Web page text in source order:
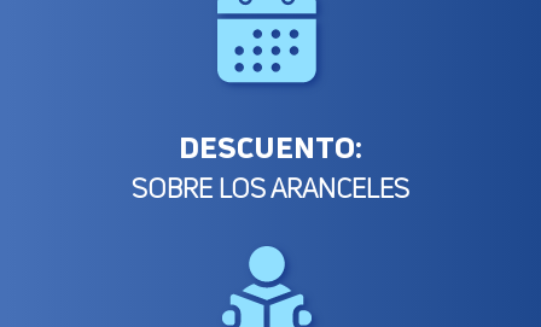
DESCUENTO:
SOBRE LOS ARANCELES